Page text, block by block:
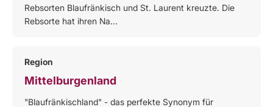
Rebsorten Blaufränkisch und St. Laurent kreuzte. Die
Rebsorte hat ihren Na...
Region
Mittelburgenland
"Blaufränkischland" - das perfekte Synonym für